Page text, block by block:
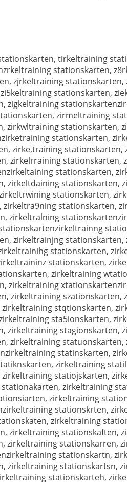
tirkeltraining
stationskarten,
zjrkeltraining
stationskarten,
zirmeltraining
stationskarten,
stationskarten,
zirke,training
zirkelrraining stationskarten,
stationskarten,
stationskarten,
stationskarten,
stationskarten,
zirkeltralning
zirkeltrainjng
stationskarten,
stationskarten,
zirkeltraining
zirkeltraining
zirkeltraining
stqtionskarten,
sta5ionskarten,
stagionskarten,
zirkeltraining
statinskarten,
zirkeltraining
statiojskarten,
zirkeltraining
zirkeltraining
stationskrten,
zirkeltraining
zirkeltraining stationskaften,
stationskarren,
stationskartn,
stationskartsn,
stationskarteh,